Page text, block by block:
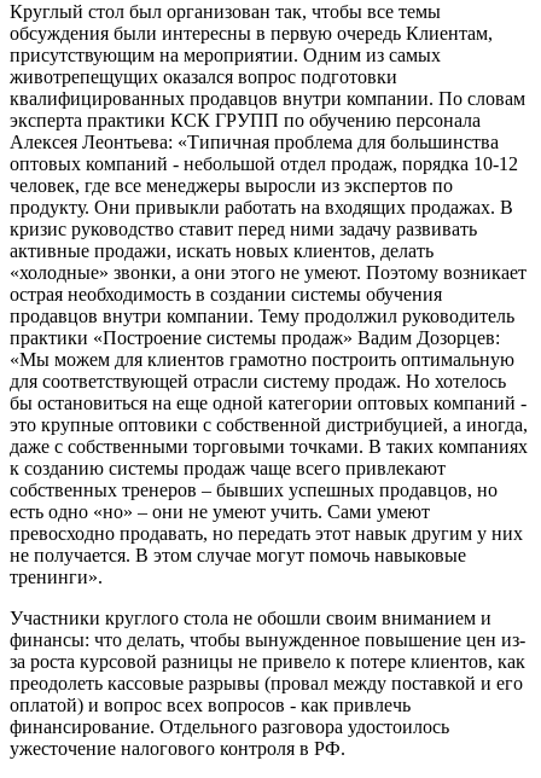
Круглый стол был организован так, чтобы все темы
обсуждения были интересны в первую очередь Клиентам,
присутствующим на мероприятии. Одним из самых
животрепещущих оказался вопрос подготовки
квалифицированных продавцов внутри компании. По словам
эксперта практики КСК ГРУПП по обучению персонала
Алексея Леонтьева: «Типичная проблема для большинства
оптовых компаний - небольшой отдел продаж, порядка 10-12
человек, где все менеджеры выросли из экспертов по
продукту. Они привыкли работать на входящих продажах. В
кризис руководство ставит перед ними задачу развивать
активные продажи, искать новых клиентов, делать
«холодные» звонки, а они этого не умеют. Поэтому возникает
острая необходимость в создании системы обучения
продавцов внутри компании. Тему продолжил руководитель
практики «Построение системы продаж» Вадим Дозорцев:
«Мы можем для клиентов грамотно построить оптимальную
для соответствующей отрасли систему продаж. Но хотелось
бы остановиться на еще одной категории оптовых компаний -
это крупные оптовики с собственной дистрибуцией, а иногда,
даже с собственными торговыми точками. В таких компаниях
к созданию системы продаж чаще всего привлекают
собственных тренеров – бывших успешных продавцов, но
есть одно «но» – они не умеют учить. Сами умеют
превосходно продавать, но передать этот навык другим у них
не получается. В этом случае могут помочь навыковые
тренинги».
Участники круглого стола не обошли своим вниманием и
финансы: что делать, чтобы вынужденное повышение цен из-
за роста курсовой разницы не привело к потере клиентов, как
преодолеть кассовые разрывы (провал между поставкой и его
оплатой) и вопрос всех вопросов - как привлечь
финансирование. Отдельного разговора удостоилось
ужесточение налогового контроля в РФ.